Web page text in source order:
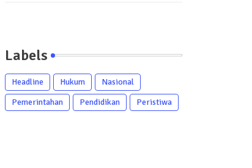
Labels
Headline Hukum
Nasional
Pemerintahan
Pendidikan Peristiwa